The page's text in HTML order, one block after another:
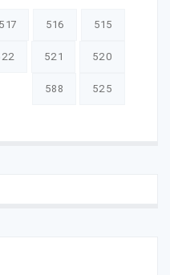
515
516
517
520
521
525
588